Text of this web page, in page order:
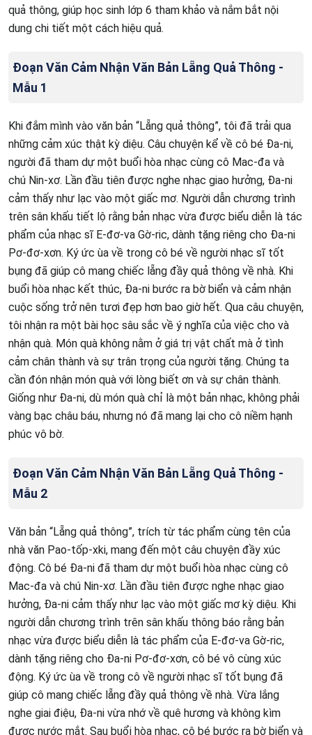
quả thông, giúp học sinh lớp 6 tham khảo và nắm bắt nội
dung chi tiết một cách hiệu quả.
Đoạn Văn Cảm Nhận Văn Bản Lẵng Quả Thông -
Mẫu 1
Khi đắm mình vào văn bản “Lẵng quả thông”, tôi đã trải qua
những cảm xúc thật kỳ diệu. Câu chuyện kể về cô bé Đa-ni,
người đã tham dự một buổi hòa nhạc cùng cô Mac-đa và
chú Nin-xơ. Lần đầu tiên được nghe nhạc giao hưởng, Đa-ni
cảm thấy như lạc vào một giấc mơ. Người dẫn chương trình
trên sân khấu tiết lộ rằng bản nhạc vừa được biểu diễn là tác
phẩm của nhạc sĩ E-đơ-va Gờ-ric, dành tặng riêng cho Đa-ni
Pơ-đơ-xơn. Ký ức ùa về trong cô bé về người nhạc sĩ tốt
bụng đã giúp cô mang chiếc lẵng đầy quả thông về nhà. Khi
buổi hòa nhạc kết thúc, Đa-ni bước ra bờ biển và cảm nhận
cuộc sống trở nên tươi đẹp hơn bao giờ hết. Qua câu chuyện,
tôi nhận ra một bài học sâu sắc về ý nghĩa của việc cho và
nhận quà. Món quà không nằm ở giá trị vật chất mà ở tình
cảm chân thành và sự trân trọng của người tặng. Chúng ta
cần đón nhận món quà với lòng biết ơn và sự chân thành.
Giống như Đa-ni, dù món quà chỉ là một bản nhạc, không phải
vàng bạc châu báu, nhưng nó đã mang lại cho cô niềm hạnh
phúc vô bờ.
Đoạn Văn Cảm Nhận Văn Bản Lẵng Quả Thông -
Mẫu 2
Văn bản “Lẵng quả thông”, trích từ tác phẩm cùng tên của
nhà văn Pao-tốp-xki, mang đến một câu chuyện đầy xúc
động. Cô bé Đa-ni đã tham dự một buổi hòa nhạc cùng cô
Mac-đa và chú Nin-xơ. Lần đầu tiên được nghe nhạc giao
hưởng, Đa-ni cảm thấy như lạc vào một giấc mơ kỳ diệu. Khi
người dẫn chương trình trên sân khấu thông báo rằng bản
nhạc vừa được biểu diễn là tác phẩm của E-đơ-va Gờ-ric,
dành tặng riêng cho Đa-ni Pơ-đơ-xơn, cô bé vô cùng xúc
động. Ký ức ùa về trong cô về người nhạc sĩ tốt bụng đã
giúp cô mang chiếc lẵng đầy quả thông về nhà. Vừa lắng
nghe giai điệu, Đa-ni vừa nhớ về quê hương và không kìm
được nước mắt. Sau buổi hòa nhạc, cô bé bước ra bờ biển và